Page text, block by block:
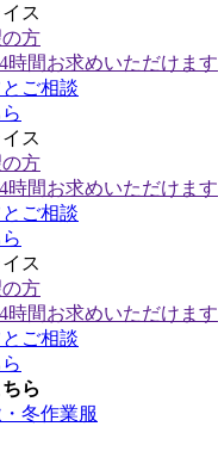
ス
方
時間お求めいただけます
ご相談
ス
方
時間お求めいただけます
ご相談
ス
方
時間お求めいただけます
ご相談
ら
冬作業服